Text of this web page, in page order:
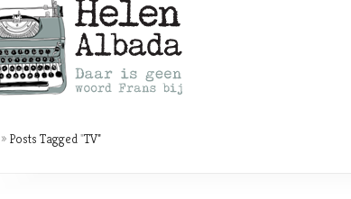
» Posts Tagged"TV"